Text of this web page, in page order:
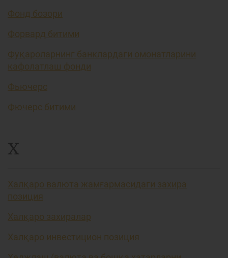
Фонд бозори
Форвард битими
Фуқароларнинг банклардаги омонатларини
кафолатлаш фонди
Фьючерс
Фючерс битими
Х
Халқаро валюта жамғармасидаги захира
позиция
Халқаро захиралар
Халқаро инвестицион позиция